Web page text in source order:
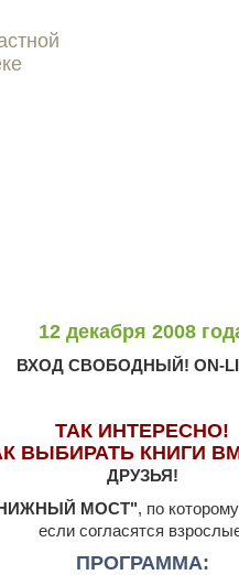
12 декабря 2008
ВХОД СВОБОДНЫЙ! ON-
ТАК ИНТЕРЕСНО!
ВЫБИРАТЬ КНИГИ
ДРУЗЬЯ!
МОСТ", по
если согласятся
ПРОГРАММА: